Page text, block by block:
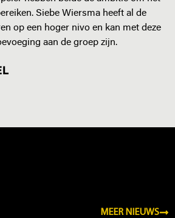
Siebe Wiersma heeft al de
op een hoger nivo en kan met deze
aan de groep zijn.
MEER NIEUWS